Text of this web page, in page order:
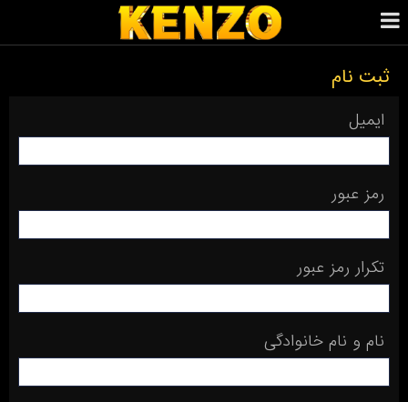
ثبت نام
ایمیل
رمز عبور
تکرار رمز عبور
نام و نام خانوادگی